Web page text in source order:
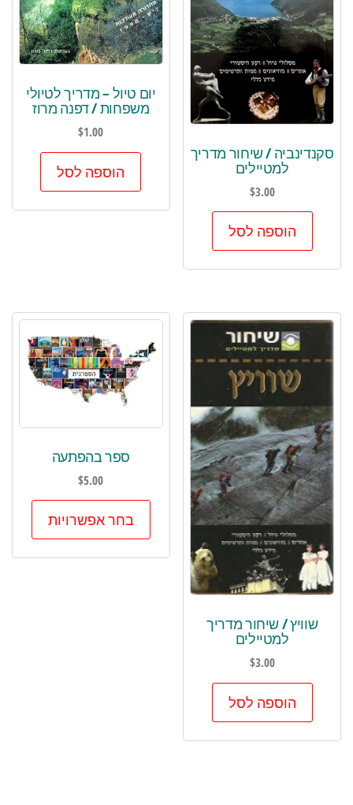
סקנדינביה / שיחור מדריך
למטיילים
$3.00
הוספה לסל
יום טיול – מדריך לטיולי
משפחות / דפנה מרוז
$1.00
הוספה לסל
שוויץ / שיחור מדריך
למטיילים
$3.00
הוספה לסל
ספר בהפתעה
$5.00
בחר אפשרויות